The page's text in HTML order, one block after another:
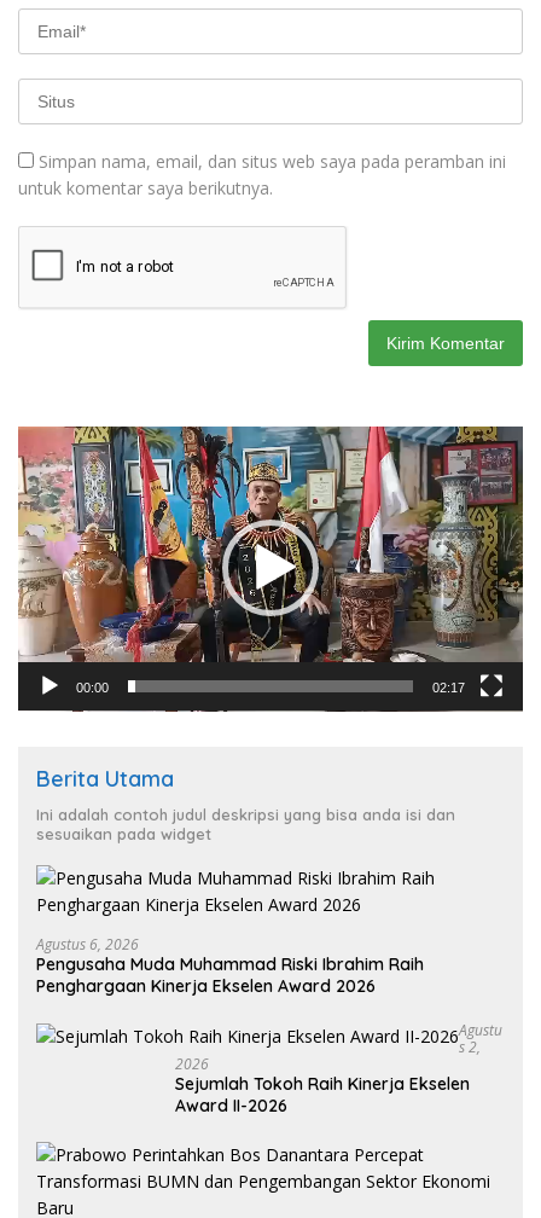
Simpan nama, email, dan situs web saya pada peramban ini
untuk komentar saya berikutnya.
Pemutar
Video
00:00 02:17
Berita Utama
Ini adalah contoh judul deskripsi yang bisa anda isi dan
sesuaikan pada widget
Agustus 6, 2026
Pengusaha Muda Muhammad Riski Ibrahim Raih
Penghargaan Kinerja Ekselen Award 2026
Agustu
S 2,
2026
Sejumlah Tokoh Raih Kinerja Ekselen
Award II-2026